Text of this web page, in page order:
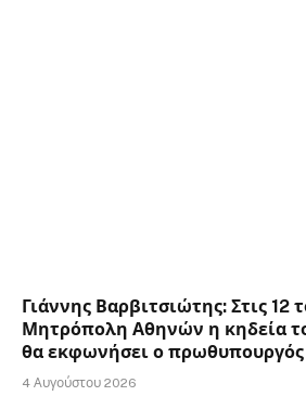
Γιάννης Βαρβιτσιώτης: Στις 12
Μητρόπολη Αθηνών η κηδεία
θα εκφωνήσει ο πρωθυπουργός
4 Αυγούστου 2026